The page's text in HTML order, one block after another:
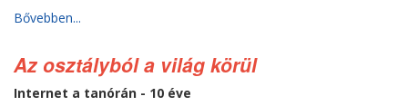
Bővebben...
Az osztályból a világ körül
Internet a tanórán - 10 éve